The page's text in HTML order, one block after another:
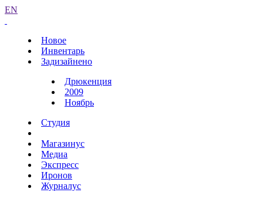
EN
Новое
Инвентарь
Задизайнено
Дрюкенция
2009
Ноябрь
Студия
Магазинус
Медиа
Экспресс
Иронов
Журналус